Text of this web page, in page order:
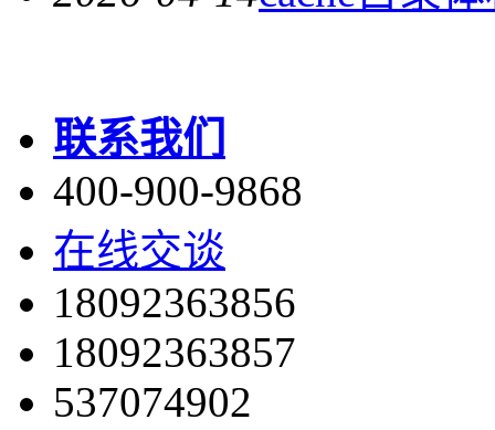
联系我们
400-900-9868
在线交谈
18092363856
18092363857
537074902